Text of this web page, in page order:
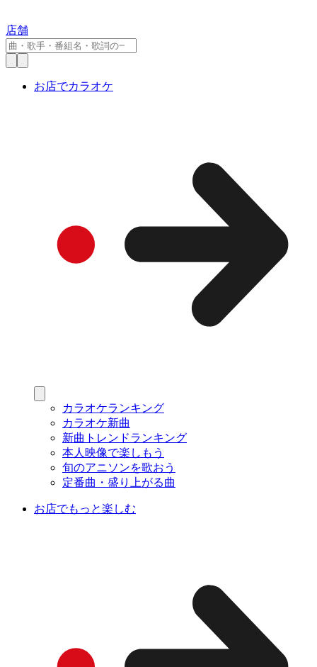
店舗
お店でカラオケ
カラオケランキング
カラオケ新曲
新曲トレンドランキング
本人映像で楽しもう
旬のアニソンを歌おう
定番曲・盛り上がる曲
お店でもっと楽しむ